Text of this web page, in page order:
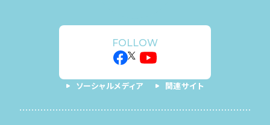
FOLLOW
ソーシャルメディア 関連サイト